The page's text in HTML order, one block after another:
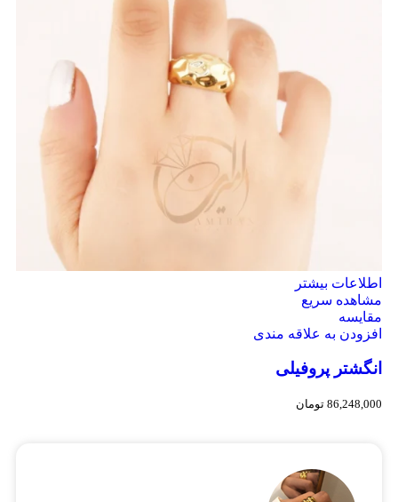
اطلاعات بیشتر
مشاهده سریع
مقایسه
افزودن به علاقه مندی
انگشتر پروفیلی
86,248,000 تومان